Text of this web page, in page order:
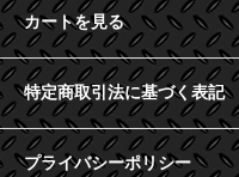
カートを見る
特定商取引法に基づく表記
プライバシーポリシー